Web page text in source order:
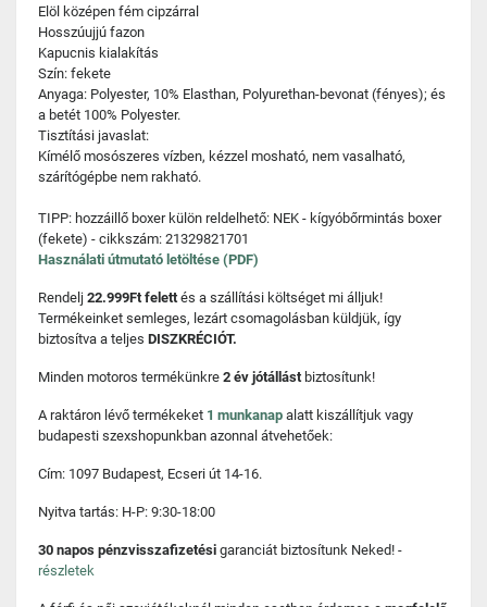
Elöl középen fém cipzárral
Hosszúujjú fazon
Kapucnis kialakítás
Szín: fekete
Anyaga: Polyester, 10% Elasthan, Polyurethan-bevonat (fényes); és
a betét 100% Polyester.
Tisztítási javaslat:
Kímélő mosószeres vízben, kézzel mosható, nem vasalható,
szárítógépbe nem rakható.
TIPP: hozzáillő boxer külön reldelhető: NEK - kígyóbőrmintás boxer
(fekete) - cikkszám: 21329821701
Használati útmutató letöltése (PDF)
Rendelj 22.999Ft felettés a szállítási költséget mi álljuk!
Termékeinket semleges, lezárt csomagolásban küldjük, így
biztosítva a teljes DISZKRÉCIÓT.
Minden motoros termékünkre 2 év jótállást biztosítunk!
A raktáron lévő termékeket 1 munkanap alatt kiszállítjuk vagy
budapesti szexshopunkban azonnal átvehetőek:
Cím: 1097 Budapest, Ecseri út 14-16.
Nyitva tartás: H-P: 9:30-18:00
30 napos pénzvisszafizetési garanciát biztosítunk Neked! -
részletek